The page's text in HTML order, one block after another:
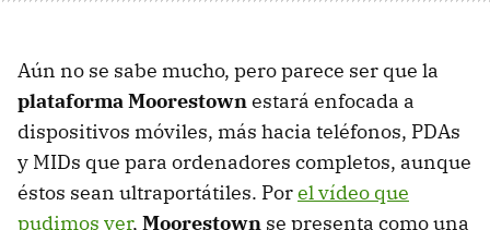
Aún no se sabe mucho, pero parece ser que la
plataforma Moorestownestará enfocada a
dispositivos móviles, más hacia teléfonos, PDAs
y MIDs que para ordenadores completos, aunque
éstos sean ultraportátiles. Porel vídeo que
pudimos ver, Moorestown se presenta como una